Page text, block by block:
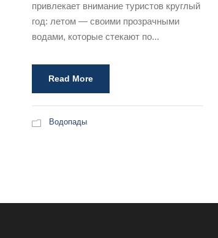
привлекает внимание туристов круглый
год: летом — своими прозрачными
водами, которые стекают по...
Read More
Водопады